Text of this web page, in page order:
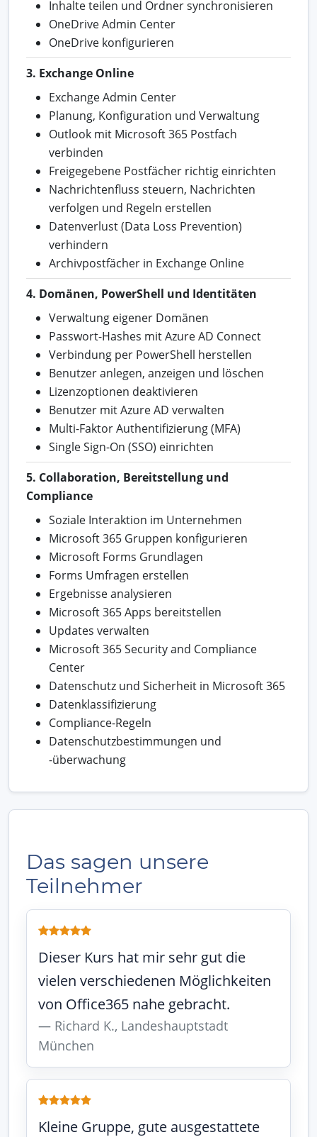
Inhalte teilen und Ordner synchronisieren
OneDrive Admin Center
OneDrive konfigurieren
3. Exchange Online
Exchange Admin Center
Planung, Konfiguration und Verwaltung
Outlook mit Microsoft 365 Postfach
verbinden
Freigegebene Postfächer richtig einrichten
Nachrichtenfluss steuern, Nachrichten
verfolgen und Regeln erstellen
Datenverlust (Data Loss Prevention)
verhindern
Archivpostfächer in Exchange Online
4. Domänen, PowerShell und Identitäten
Verwaltung eigener Domänen
Passwort-Hashes mit Azure AD Connect
Verbindung per PowerShell herstellen
Benutzer anlegen, anzeigen und löschen
Lizenzoptionen deaktivieren
Benutzer mit Azure AD verwalten
Multi-Faktor Authentifizierung (MFA)
Single Sign-On (SSO) einrichten
5. Collaboration, Bereitstellung und
Compliance
Soziale Interaktion im Unternehmen
Microsoft 365 Gruppen konfigurieren
Microsoft Forms Grundlagen
Forms Umfragen erstellen
Ergebnisse analysieren
Microsoft 365 Apps bereitstellen
Updates verwalten
Microsoft 365 Security and Compliance
Center
Datenschutz und Sicherheit in Microsoft 365
Datenklassifizierung
Compliance-Regeln
Datenschutzbestimmungen und
-überwachung
Das sagen unsere
Teilnehmer
Dieser Kurs hat mir sehr gut die
vielen verschiedenen Möglichkeiten
von Office365 nahe gebracht.
Richard K., Landeshauptstadt
München
Kleine Gruppe, gute ausgestattete